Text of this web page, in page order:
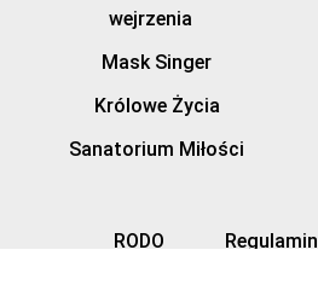
wejrzenia
Mask Singer
Królowe Życia
Sanatorium Miłości
RODO Regulamin